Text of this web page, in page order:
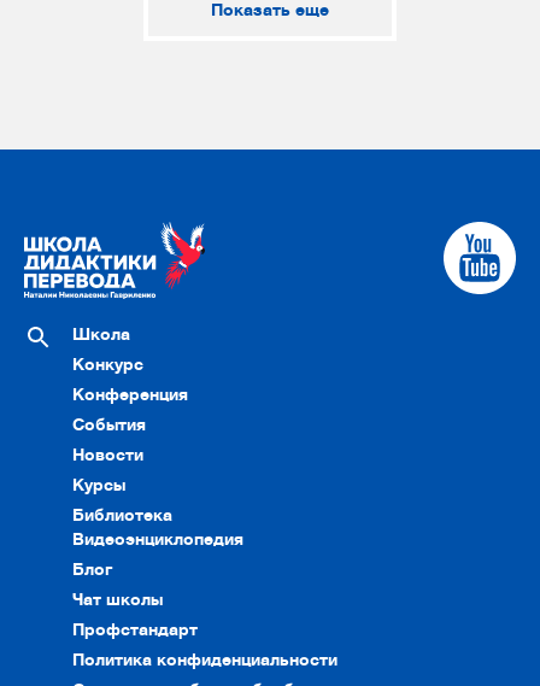
Показать еще
Школа
Конкурс
Конференция
События
Новости
Курсы
Библиотека
Видеоэнциклопедия
Блог
Чат школы
Профстандарт
Политика конфиденциальности